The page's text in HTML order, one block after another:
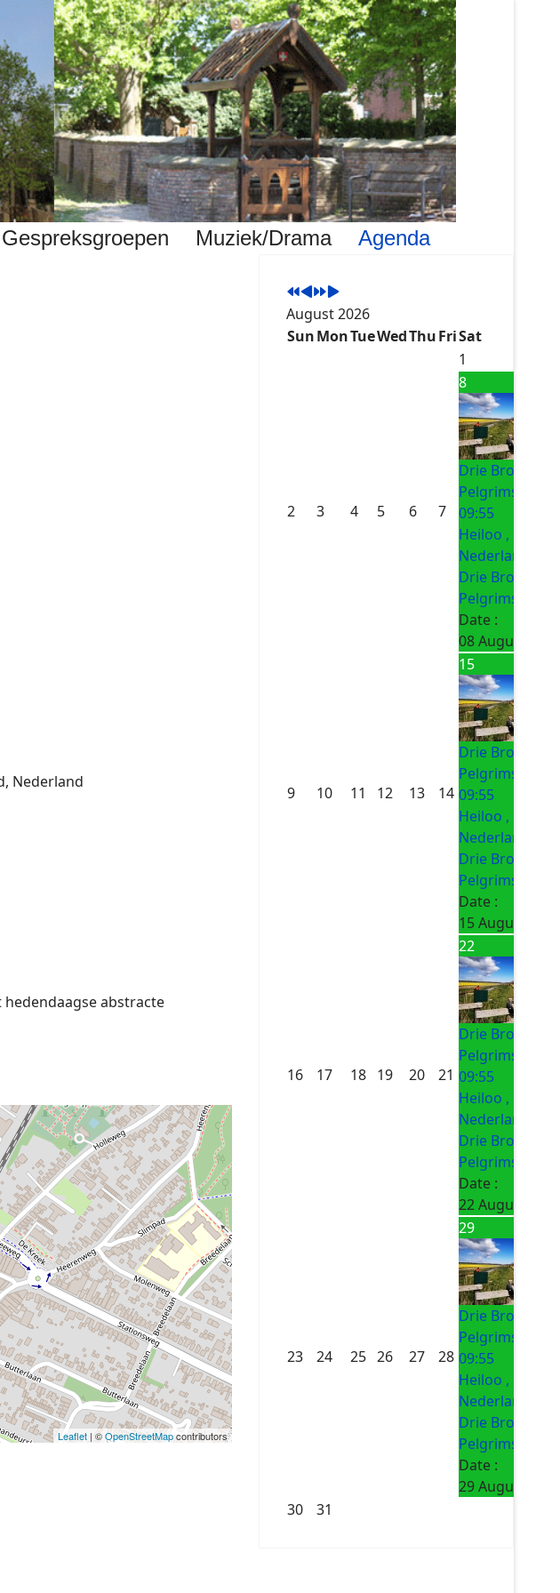
Muziek/Drama Agenda
Nederland
hedendaagse abstracte
Leaflet| ©OpenStreetMapcontributors
YearMonth
YearMonth
August 2026
SunMonTueWedThuFriSat
1
2 3 4 5 6 7
8
Drie Bronnen
Pelgrimsroute
09:55
Heiloo ,
Nederland
Drie Bronnen
Pelgrimsroute
Date :
08 August
9 10 11 12 13 14
15
Drie Bronnen
Pelgrimsroute
09:55
Heiloo ,
Nederland
Drie Bronnen
Pelgrimsroute
Date :
15 August
16 17 18 19 20 21
22
Drie Bronnen
Pelgrimsroute
09:55
Heiloo ,
Nederland
Drie Bronnen
Pelgrimsroute
Date :
22 August
23 24 25 26 27 28
29
Drie Bronnen
Pelgrimsroute
09:55
Heiloo ,
Nederland
Drie Bronnen
Pelgrimsroute
Date :
29 August
30
31